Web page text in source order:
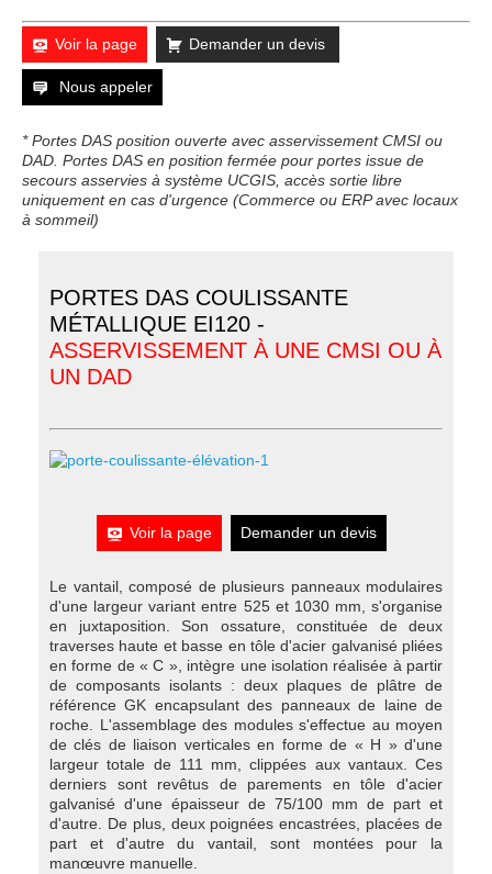
Voir la page Demander un devis
Nous appeler
* Portes DAS position ouverte avec asservissement CMSI ou
DAD. Portes DAS en position fermée pour portes issue de
secours asservies à système UCGIS, accès sortie libre
uniquement en cas d'urgence (Commerce ou ERP avec locaux
à sommeil)
PORTES DAS COULISSANTE
MÉTALLIQUE EI120 -
ASSERVISSEMENT À UNE CMSI OU À
UN DAD
Voir la page Demander un devis
Le vantail, composé de plusieurs panneaux modulaires
d'une largeur variant entre 525 et 1030 mm, s'organise
en juxtaposition. Son ossature, constituée de deux
traverses haute et basse en tôle d'acier galvanisé pliées
en forme de « C », intègre une isolation réalisée à partir
de composants isolants : deux plaques de plâtre de
référence GK encapsulant des panneaux de laine de
roche. L'assemblage des modules s'effectue au moyen
de clés de liaison verticales en forme de « H » d'une
largeur totale de 111 mm, clippées aux vantaux. Ces
derniers sont revêtus de parements en tôle d'acier
galvanisé d'une épaisseur de 75/100 mm de part et
d'autre. De plus, deux poignées encastrées, placées de
part et d'autre du vantail, sont montées pour la
manœuvre manuelle.